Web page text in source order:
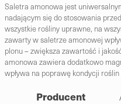
Saletra amonowa jest
nadającym się do stosowania
wszystkie rośliny uprawne, na
zawarty w saletrze amonowej
plonu – zwiększa zawartość i
amonowa zawiera dodatkowo
wpływa na poprawę kondycji
Producent